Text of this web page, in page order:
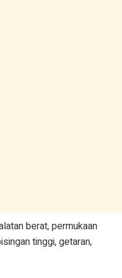
berat, permukaan
tinggi, getaran,